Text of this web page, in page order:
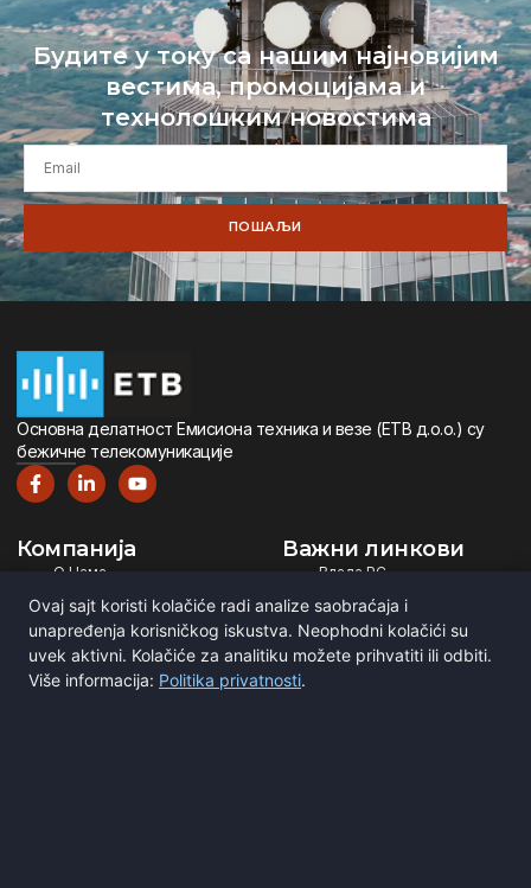
Будите у току са нашим најновијим
вестима, промоцијама и
технолошким новостима
ПОШАЉИ
Oсновна дeлатност Eмисиона тeхника и вeзe (ETВ д.о.о.) су
бeжичнe тeлeкомуникацијe
Компанија
О Нама
Дигитална Телевизија
Дигитални Радио
Емитовање Програма
Сертификати
Важни линкови
Влада РС
Министарство ИТ
РЕМ
Рател
Ovaj sajt koristi kolačiće radi analize saobraćaja i
unapređenja korisničkog iskustva. Neophodni kolačići su
uvek aktivni. Kolačiće za analitiku možete prihvatiti ili odbiti.
Više informacija: Politika privatnosti.